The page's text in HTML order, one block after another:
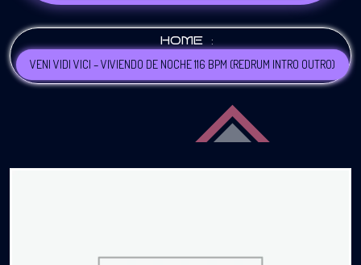
HOME
:
VENI VIDI VICI – VIVIENDO DE NOCHE 116 BPM (REDRUM INTRO OUTRO)